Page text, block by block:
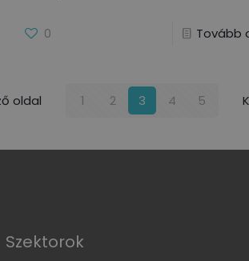
0 Tovább
oldal 1 2 3 4 5
Szektorok